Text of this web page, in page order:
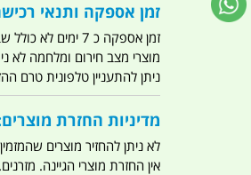
זמן אספקה ותנאי
זמן אספקה כ 7 ימים לא כולל שבתות חגים ארועים חריגים מלחמות מגפה מתקפת טרור מתקפת מחשבים
מוצרי מצב חירום ומלחמה לא
ניתן להתעניין טלפונית טרם ההזמנה
מדיניות החזרת
לא ניתן להחזיר מוצרים
אין החזרת מוצרי הגיינה.